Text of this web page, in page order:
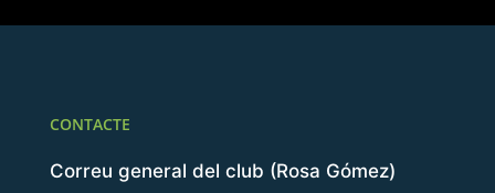
CONTACTE
Correu general del club (Rosa Gómez)